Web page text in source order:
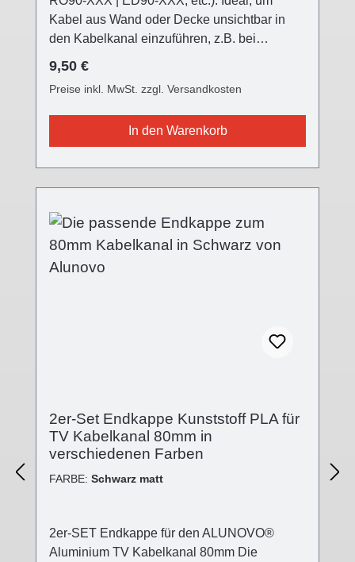
Kabel aus Wand oder Decke unsichtbar in
den Kabelkanal einzuführen, z.B. bei
Stromaustritt angebracht werden können (z.B.
versetzter Esstisch, usw.) Die ALUNOVO®
TV Kabelkanal Endkappe ist in drei
verschiedenen Oberflächen farblich passend
modernen Akzent. Die Front ist nun mit einer
Feinstruktur versehen, die
Oberflächenqualität wurde mit der V2 stark
verbessert, der Einsteckflansch komplett
geändert. Die Endkappe wird auf das offene
Ende des Kabelkanals aufgesteckt.
geschlossen- Stecksystem- Kunststoff PLA
Regulärer Preis:
9,50 €
Preise inkl. MwSt. zzgl. Versandkosten
In den Warenkorb
2er-Set Endkappe Kunststoff PLA für
TV Kabelkanal 80mm in
verschiedenen Farben
FARBE: Schwarz matt
2er-SET Endkappe für den ALUNOVO®
Aluminium TV Kabelkanal 80mm Die